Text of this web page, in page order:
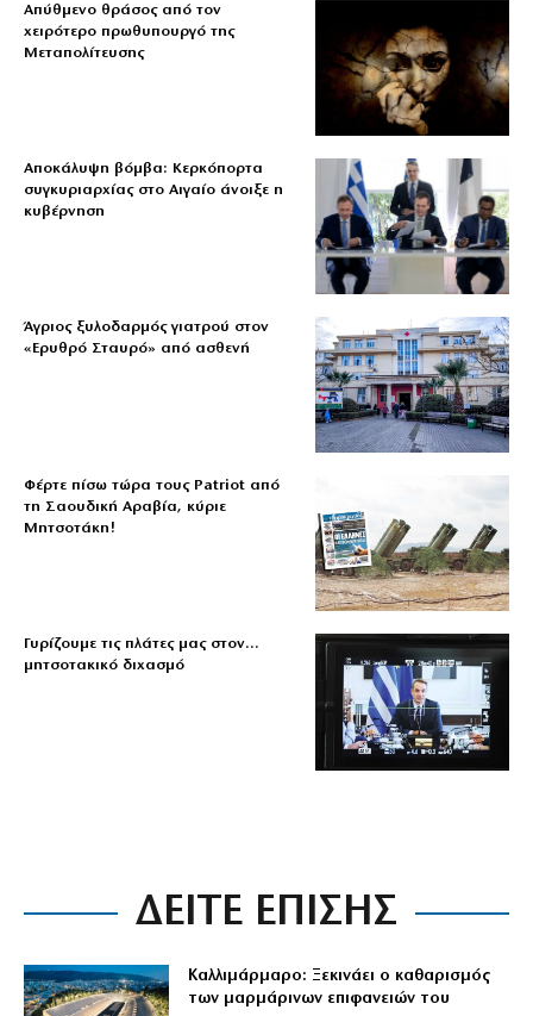
Απύθμενο θράσος από τον
χειρότερο πρωθυπουργό της
Μεταπολίτευσης
Αποκάλυψη βόμβα: Κερκόπορτα
συγκυριαρχίας στο Αιγαίο άνοιξε η
κυβέρνηση
Άγριος ξυλοδαρμός γιατρού στον
«Ερυθρό Σταυρό» από ασθενή
Φέρτε πίσω τώρα τους Patriot από
τη Σαουδική Αραβία, κύριε
Μητσοτάκη!
Γυρίζουμε τις πλάτες μας στον…
μητσοτακικό διχασμό
ΔΕΙΤΕ ΕΠΙΣΗΣ
Καλλιμάρμαρο: Ξεκινάει ο καθαρισμός
των μαρμάρινων επιφανειών του